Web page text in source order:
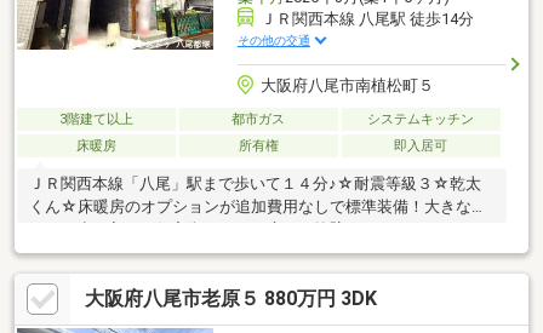
ＪＲ関西本線 八尾駅 徒歩14分
その他の交通
大阪府八尾市南植松町５
3階建て以上 都市ガス
システムキッチン
床暖房
所有権 即入居可
ＪＲ関西本線「八尾」駅まで歩いて１４分♪☆耐震等級３☆乾太
くん☆床暖房のオプションが追加費用なしで標準装備！大きな通
階建てのお家です！ビルトインガレージなので車も駐車でき自転
車も置くことができます！2階に水回りがまとまっているので1日
の生活の流れがとっても楽になりますね♪各お部屋に収納もあるた
めお部屋を広くお使い頂けます。周辺にはグルメシティやドン・
大阪府八尾市老原５ 880万円 3DK